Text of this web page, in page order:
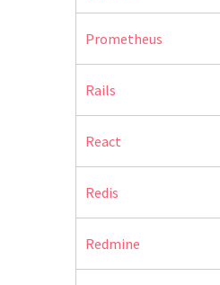
Prometheus
Rails
React
Redis
Redmine